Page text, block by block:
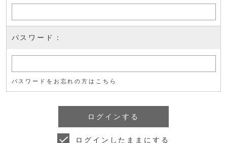
パスワード：
パスワードをお忘れの方はこちら
ログインしたままにする